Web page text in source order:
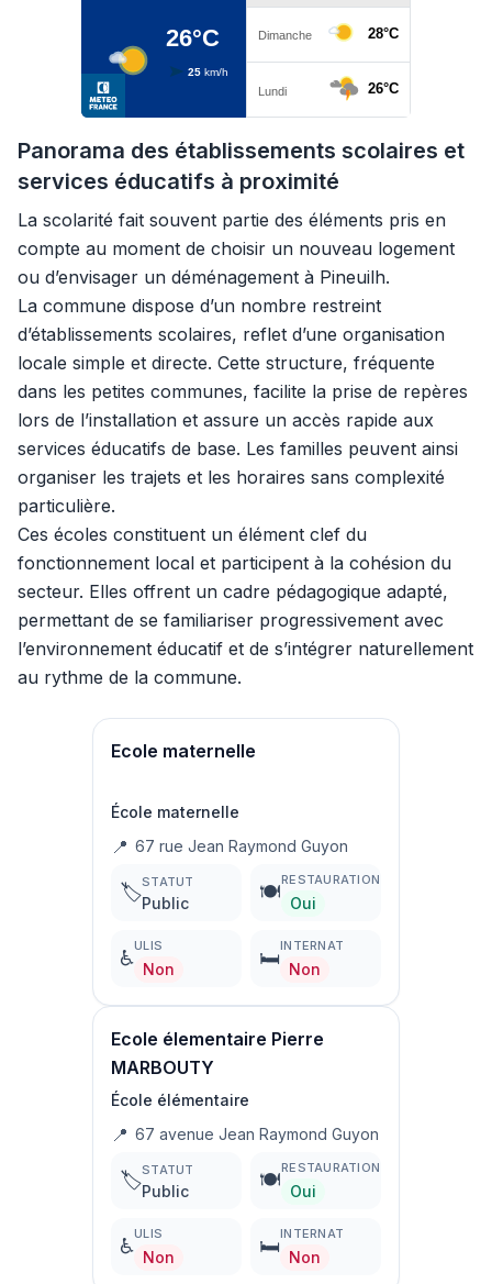
Panorama des établissements scolaires et
services éducatifs à proximité
La scolarité fait souvent partie des éléments pris en
compte au moment de choisir un nouveau logement
ou d’envisager un déménagement à Pineuilh.
La commune dispose d’un nombre restreint
d’établissements scolaires, reflet d’une organisation
locale simple et directe. Cette structure, fréquente
dans les petites communes, facilite la prise de repères
lors de l’installation et assure un accès rapide aux
services éducatifs de base. Les familles peuvent ainsi
organiser les trajets et les horaires sans complexité
particulière.
Ces écoles constituent un élément clef du
fonctionnement local et participent à la cohésion du
secteur. Elles offrent un cadre pédagogique adapté,
permettant de se familiariser progressivement avec
l’environnement éducatif et de s’intégrer naturellement
au rythme de la commune.
Ecole maternelle
École maternelle
📍 67 rue Jean Raymond Guyon
🏷️STATUT
Public 🍽️
RESTAURATION
Oui
♿
ULIS
Non 🛏️
INTERNAT
Non
Ecole élementaire Pierre
MARBOUTY
École élémentaire
📍 67 avenue Jean Raymond Guyon
🏷️STATUT
Public 🍽️
RESTAURATION
Oui
♿
ULIS
Non 🛏️
INTERNAT
Non